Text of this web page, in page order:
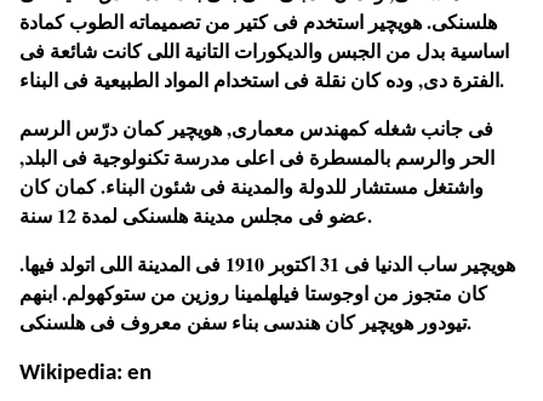
هلسنكى. هويچير استخدم فى كتير من تصميماته الطوب كمادة
اساسية بدل من الجبس والديكورات التانية اللى كانت شائعة فى
الفترة دى, وده كان نقلة فى استخدام المواد الطبيعية فى البناء.
فى جانب شغله كمهندس معمارى, هويچير كمان درّس الرسم
الحر والرسم بالمسطرة فى اعلى مدرسة تكنولوجية فى البلد,
واشتغل مستشار للدولة والمدينة فى شئون البناء. كمان كان
عضو فى مجلس مدينة هلسنكى لمدة 12 سنة.
هويچير ساب الدنيا فى 31 اكتوبر 1910 فى المدينة اللى اتولد فيها.
كان متجوز من اوجوستا فيلهلمينا روزين من ستوكهولم. ابنهم
تيودور هويچير كان هندسى بناء سفن معروف فى هلسنكى.
Wikipedia: en